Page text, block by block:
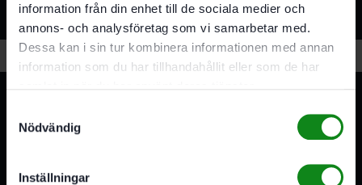
information från din enhet till de sociala medier och
annons- och analysföretag som vi samarbetar med.
Dessa kan i sin tur kombinera informationen med annan
information som du har tillhandahållit eller som de har
Nödvändig
Inställningar
Relaterade produkter